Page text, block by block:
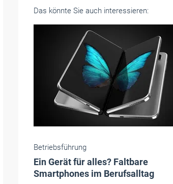
Das könnte Sie auch interessieren:
Betriebsführung
Richtsatzschätzungen: Vorteil oder
Nachteil für Betriebe?